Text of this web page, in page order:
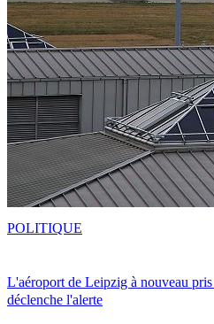
L'aéroport de Leipzig à nouveau
déclenche l'alerte
POLITIQUE